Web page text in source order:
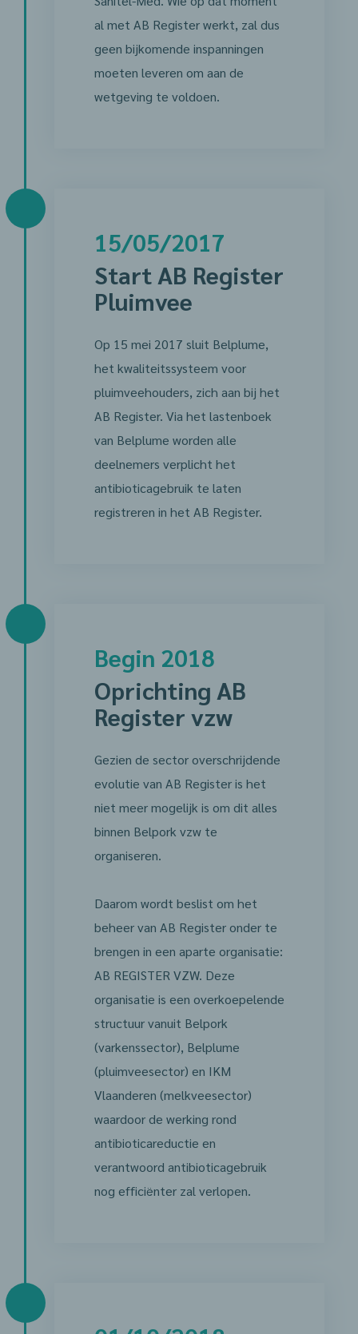
al met AB Register werkt, zal dus
geen bijkomende inspanningen
moeten leveren om aan de
wetgeving te voldoen.
15/05/2017
Start AB Register
Pluimvee
Op 15 mei 2017 sluit Belplume,
het kwaliteitssysteem voor
pluimveehouders, zich aan bij het
AB Register. Via het lastenboek
van Belplume worden alle
deelnemers verplicht het
antibioticagebruik te laten
registreren in het AB Register.
Begin 2018
Oprichting AB
Register vzw
Gezien de sector overschrijdende
evolutie van AB Register is het
niet meer mogelijk is om dit alles
binnen Belpork vzw te
organiseren.
Daarom wordt beslist om het
beheer van AB Register onder te
brengen in een aparte organisatie:
AB REGISTER VZW. Deze
organisatie is een overkoepelende
structuur vanuit Belpork
(varkenssector), Belplume
(pluimveesector) en IKM
Vlaanderen (melkveesector)
waardoor de werking rond
antibioticareductie en
verantwoord antibioticagebruik
nog efficiënter zal verlopen.